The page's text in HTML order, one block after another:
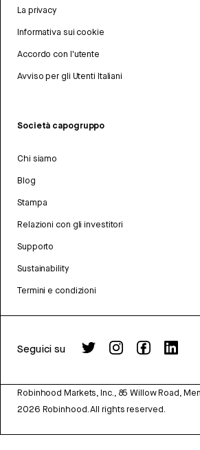
La privacy
Informativa sui cookie
Accordo con l'utente
Avviso per gli Utenti Italiani
Società capogruppo
Chi siamo
Blog
Stampa
Relazioni con gli investitori
Supporto
Sustainability
Termini e condizioni
Seguici su
Robinhood Markets, Inc., 85 Willow Road,
2026 Robinhood. All rights reserved.